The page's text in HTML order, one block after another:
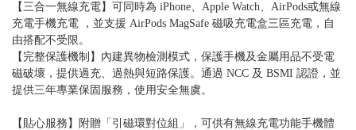
【三合一無線充電】可同時為 iPhone、Apple Watch、AirPods或無線
充電手機充電 ，並支援 AirPods MagSafe 磁吸充電盒三區充電，自
由搭配不受限。
【完整保護機制】內建異物檢測模式，保護手機及金屬用品不受電
磁破壞，提供過充、過熱與短路保護。通過 NCC 及 BSMI 認證，並
提供三年專業保固服務，使用安全無虞。
【貼心服務】附贈「引磁環對位組」，可供有無線充電功能手機體